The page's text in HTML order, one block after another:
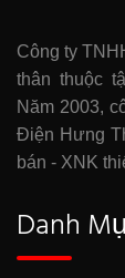
Công ty
thân thuộc
Năm 2003,
Điện Hưng
bán - XNK
Danh